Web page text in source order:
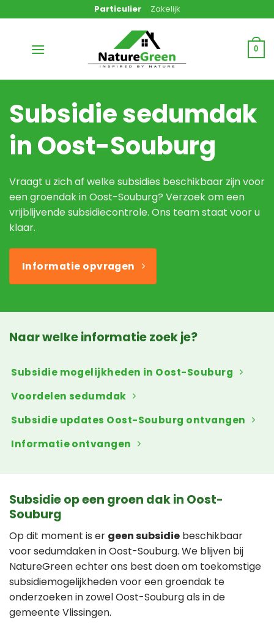
naar
Particulier Zakelijk
0
Subsidie sedumdak
in Oost-Souburg
Vraagt u zich af welke subsidies beschikbaar zijn voor
een groendak in Oost-Souburg? Verzoek om een
vrijblijvende subsidiecontrole. Ons team staat voor u
klaar.
Informatie opvragen
Naar welke informatie zoek je?
Subsidie mogelijkheden in Oost-Souburg
Voordelen sedumdak
Subsidie updates Oost-Souburg ontvangen
Informatie ontvangen
Subsidie op een groen dak in Oost-
Souburg
Op dit moment is er geen subsidie beschikbaar
voor sedumdaken in Oost-Souburg. We blijven bij
NatureGreen echter ons best doen om toekomstige
subsidiemogelijkheden voor een groendak te
onderzoeken in zowel Oost-Souburg als in de
gemeente Vlissingen.